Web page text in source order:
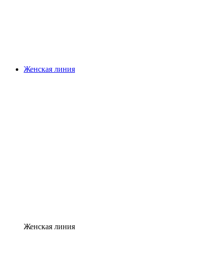
Женская линия
Женская линия